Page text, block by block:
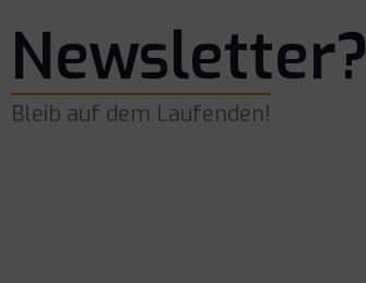
Newsletter?
Bleib auf dem Laufenden!